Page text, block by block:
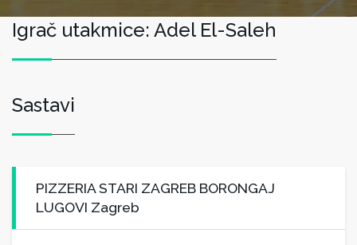
Igrač utakmice: Adel El-Saleh
Sastavi
PIZZERIA STARI ZAGREB BORONGAJ
LUGOVI Zagreb